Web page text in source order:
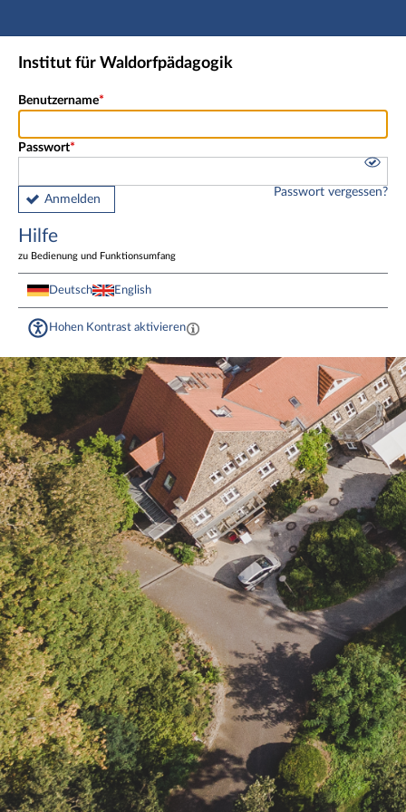
Hauptnavigation
Fußzeile
Institut für Waldorfpädagogik
Benutzername
Passwort
Anmelden
Passwort vergessen?
Hilfe
zu Bedienung und Funktionsumfang
Deutsch English
Hohen Kontrast aktivieren